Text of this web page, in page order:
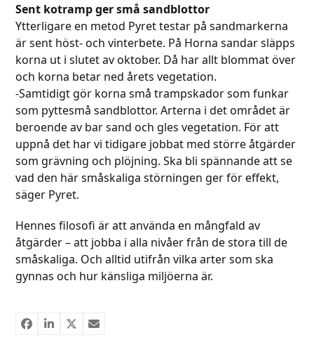
Sent kotramp ger små sandblottor
Ytterligare en metod Pyret testar på sandmarkerna
är sent höst- och vinterbete. På Horna sandar släpps
korna ut i slutet av oktober. Då har allt blommat över
och korna betar ned årets vegetation.
-Samtidigt gör korna små trampskador som funkar
som pyttesmå sandblottor. Arterna i det området är
beroende av bar sand och gles vegetation. För att
uppnå det har vi tidigare jobbat med större åtgärder
som grävning och plöjning. Ska bli spännande att se
vad den här småskaliga störningen ger för effekt,
säger Pyret.
Hennes filosofi är att använda en mångfald av
åtgärder – att jobba i alla nivåer från de stora till de
småskaliga. Och alltid utifrån vilka arter som ska
gynnas och hur känsliga miljöerna är.